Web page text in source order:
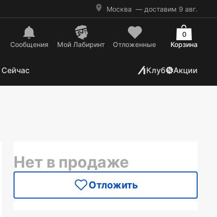
Москва — доставим 9 авг.
Сообщения Mой Лабиринт Отложенные Корзина
0
Клуб Акции
Нет в продаже
Отложить